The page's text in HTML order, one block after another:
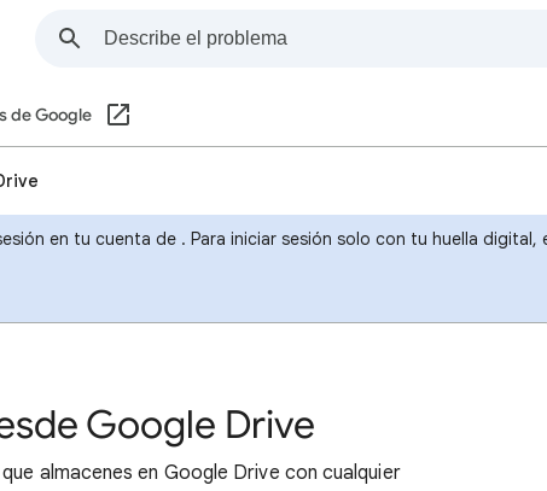
de Google
en tu cuenta de . Para iniciar sesión solo con tu huella
Google Drive
almacenes en Google Drive con cualquier